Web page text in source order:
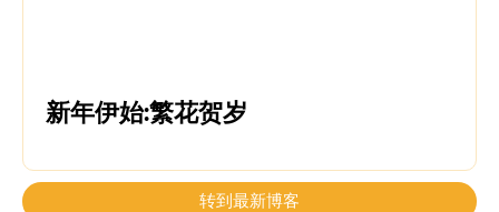
新年伊始:繁花贺岁
转到最新博客